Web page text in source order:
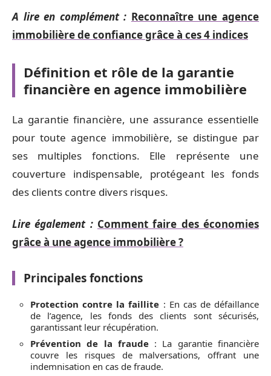
A lire en complément : Reconnaître une agence
immobilière de confiance grâce à ces 4 indices
Définition et rôle de la garantie
financière en agence immobilière
La garantie financière, une assurance essentielle
pour toute agence immobilière, se distingue par
ses multiples fonctions. Elle représente une
couverture indispensable, protégeant les fonds
des clients contre divers risques.
Lire également : Comment faire des économies
grâce à une agence immobilière ?
Principales fonctions
Protection contre la faillite : En cas de défaillance
de l’agence, les fonds des clients sont sécurisés,
garantissant leur récupération.
Prévention de la fraude: La garantie financière
couvre les risques de malversations, offrant une
indemnisation en cas de fraude.